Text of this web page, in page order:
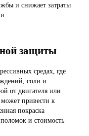
и снижает затраты
защиты
средах, где
соли и
от двигателя или
может привести к
покраска
и стоимость